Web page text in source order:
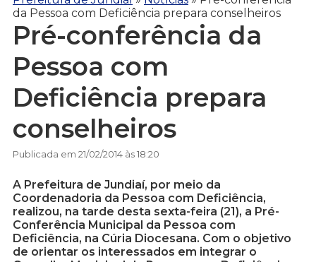
da Pessoa com Deficiência prepara conselheiros
Pré-conferência da
Pessoa com
Deficiência prepara
conselheiros
Publicada em 21/02/2014 às 18:20
A Prefeitura de Jundiaí, por meio da
Coordenadoria da Pessoa com Deficiência,
realizou, na tarde desta sexta-feira (21), a Pré-
Conferência Municipal da Pessoa com
Deficiência, na Cúria Diocesana. Com o objetivo
de orientar os interessados em integrar o